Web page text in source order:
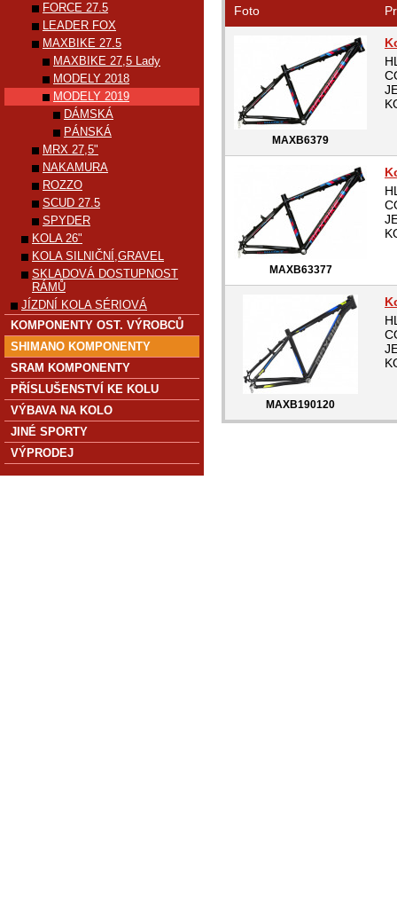
Foto
MAXB6379
MAXB63377
MAXB190120
FORCE 27.5
LEADER FOX
MAXBIKE 27.5
MAXBIKE 27,5 Lady
MODELY 2018
MODELY 2019
DÁMSKÁ
PÁNSKÁ
MRX 27,5"
NAKAMURA
ROZZO
SCUD 27.5
SPYDER
KOLA 26"
KOLA SILNIČNÍ,GRAVEL
SKLADOVÁ DOSTUPNOST
RÁMŮ
JÍZDNÍ KOLA SÉRIOVÁ
KOMPONENTY OST. VÝROBCŮ
SHIMANO KOMPONENTY
SRAM KOMPONENTY
PŘÍSLUŠENSTVÍ KE KOLU
VÝBAVA NA KOLO
JINÉ SPORTY
VÝPRODEJ